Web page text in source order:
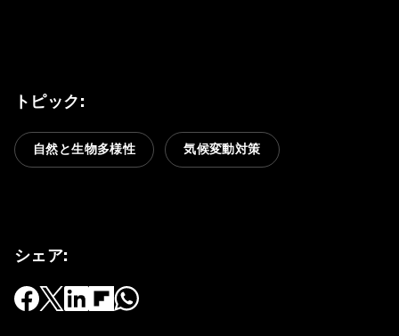
トピック:
自然と生物多様性 気候変動対策
シェア: